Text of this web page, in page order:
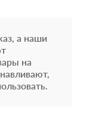
а наши
на